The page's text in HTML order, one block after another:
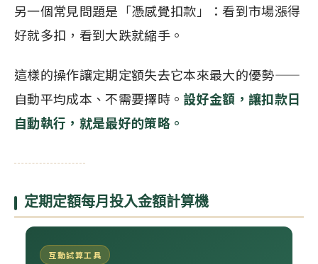
另一個常見問題是「憑感覺扣款」：看到市場漲得
好就多扣，看到大跌就縮手。
這樣的操作讓定期定額失去它本來最大的優勢——
自動平均成本、不需要擇時。 設好金額，讓扣款日
自動執行，就是最好的策略。
定期定額每月投入金額計算機
互動試算工具